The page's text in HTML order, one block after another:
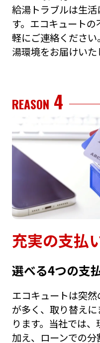
給湯トラブルは⽣
す。エコキュート
軽にご連絡くださ
湯環境をお届けいた
REASON 4
充実の⽀払
選べる4つの⽀
エコキュートは突
が多く、取り替え
ります。当社では
加え、ローンでの